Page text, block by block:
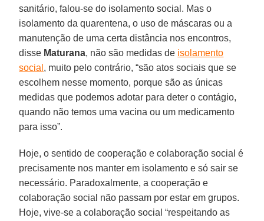
sanitário, falou-se do isolamento social. Mas o
isolamento da quarentena, o uso de máscaras ou a
manutenção de uma certa distância nos encontros,
disse Maturana, não são medidas de isolamento
social , muito pelo contrário, “são atos sociais que se
escolhem nesse momento, porque são as únicas
medidas que podemos adotar para deter o contágio,
quando não temos uma vacina ou um medicamento
para isso”.
Hoje, o sentido de cooperação e colaboração social é
precisamente nos manter em isolamento e só sair se
necessário. Paradoxalmente, a cooperação e
colaboração social não passam por estar em grupos.
Hoje, vive-se a colaboração social “respeitando as